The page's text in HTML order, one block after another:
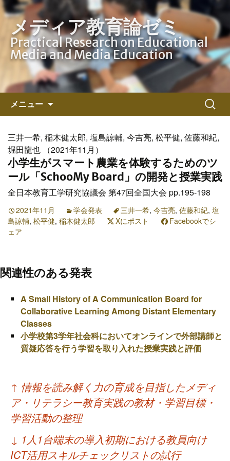
メディア教育論ゼミ
Practical Research on Educational
Media and Media Education
メニュー
ン
ツ
へ
ス
キ
ッ
プ
検
索:
三井一希, 稲木健太郎, 塩島諒輔, 今吉亮, 松平健, 佐藤和紀,
堀田龍也 （2021年11月）
小学生がスマート農業を体験するためのツ
ール「SchooMy Board」の開発と授業実践
全日本教育工学研究協議会 第47回全国大会 pp.195-198
2021年11月 学会発表 三井一希, 今吉亮, 佐藤和紀, 塩
島諒輔, 松平健, 稲木健太郎 Xにポスト
Facebookでシ
ェア
関連性のある発表
A Small History of A Communication Board for
Collaborative Learning Among Distant Elementary
Classes
小学校第3学年社会科においてオンラインで外部講師と
質疑応答を行う学習を取り入れた授業実践と評価
投
稿
ナ
ビ
ゲ
↑ 情報を読み解く力の育成を目指したメディ
ア・リテラシー教育実践の教材・学習目標・
学習活動の整理
↓ 1人1台端末の導入初期における教員向け
ICT活用スキルチェックリストの試行